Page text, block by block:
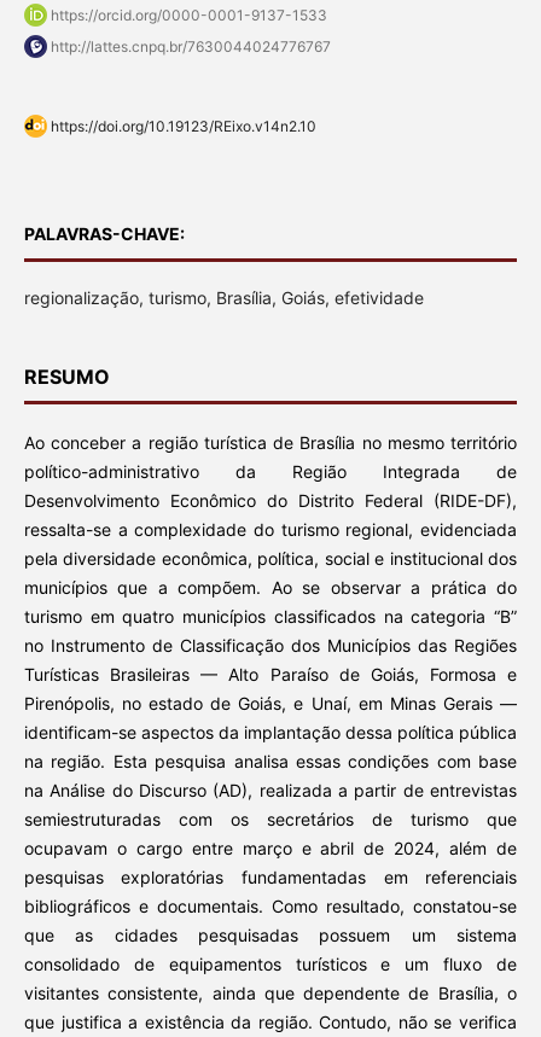
https://orcid.org/0000-0001-9137-1533
http://lattes.cnpq.br/7630044024776767
https://doi.org/10.19123/REixo.v14n2.10
PALAVRAS-CHAVE:
regionalização, turismo, Brasília, Goiás, efetividade
RESUMO
Ao conceber a região turística de Brasília no mesmo território
político-administrativo da Região Integrada de
Desenvolvimento Econômico do Distrito Federal (RIDE-DF),
ressalta-se a complexidade do turismo regional, evidenciada
pela diversidade econômica, política, social e institucional dos
municípios que a compõem. Ao se observar a prática do
turismo em quatro municípios classificados na categoria “B”
no Instrumento de Classificação dos Municípios das Regiões
Turísticas Brasileiras — Alto Paraíso de Goiás, Formosa e
Pirenópolis, no estado de Goiás, e Unaí, em Minas Gerais —
identificam-se aspectos da implantação dessa política pública
na região. Esta pesquisa analisa essas condições com base
na Análise do Discurso (AD), realizada a partir de entrevistas
semiestruturadas com os secretários de turismo que
ocupavam o cargo entre março e abril de 2024, além de
pesquisas exploratórias fundamentadas em referenciais
bibliográficos e documentais. Como resultado, constatou-se
que as cidades pesquisadas possuem um sistema
consolidado de equipamentos turísticos e um fluxo de
visitantes consistente, ainda que dependente de Brasília, o
que justifica a existência da região. Contudo, não se verifica